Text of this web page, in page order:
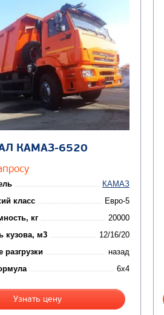
КАМАЗ-6520
КАМАЗ
класс
Евро-5
кг
20000
кузова, м3
12/16/20
разгрузки
назад
6x4
Узнать цену